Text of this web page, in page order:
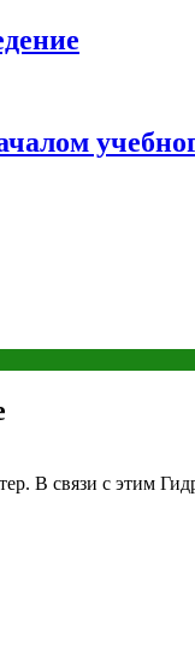
В связи с этим